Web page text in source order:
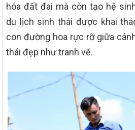
hóa đất đai mà còn tạo hệ
du lịch sinh thái được khai
con đường hoa rực rỡ giữa
thái đẹp như tranh vẽ.